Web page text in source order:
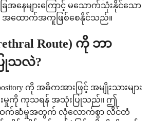
ြေအနေများကြောင့် မသောက်သုံးနိုင်သော
အထောက်အကူဖြစ်စေနိုင်သည်။
Route) ကို ဘာ
သလဲ?
ကို အဓိကအားဖြင့် အမျိုးသားများ
းမှုကို ကုသရန် အသုံးပြုသည်။ ဤ
က်ဆံမှုအတွက် လုံလောက်စွာ လိင်တံ